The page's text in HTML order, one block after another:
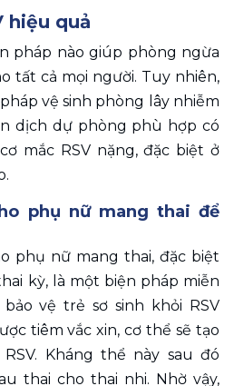
hiệu quả
pháp nào giúp phòng ngừa
tất cả mọi người. Tuy nhiên,
vệ sinh phòng lây nhiễm
dịch dự phòng phù hợp có
mắc RSV nặng, đặc biệt ở
phụ nữ mang thai để
phụ nữ mang thai, đặc biệt
kỳ, là một biện pháp miễn
vệ trẻ sơ sinh khỏi RSV
tiêm vắc xin, cơ thể sẽ tạo
Kháng thể này sau đó
thai cho thai nhi. Nhờ vậy,